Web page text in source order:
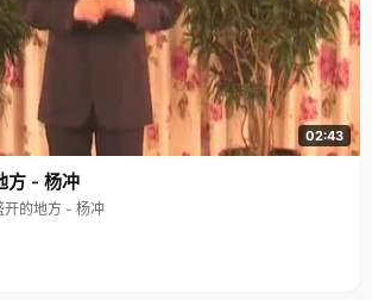
02:43
方 - 杨冲
开的地方 - 杨冲